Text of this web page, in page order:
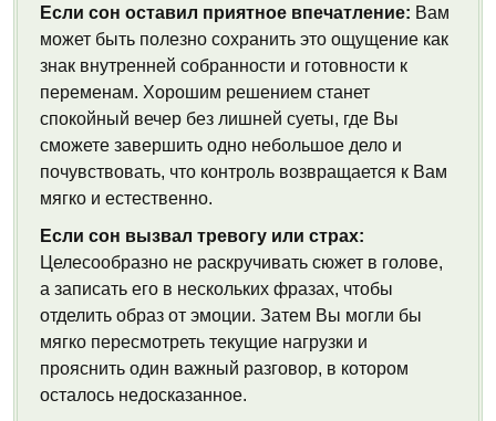
Если сон оставил приятное впечатление: Вам
может быть полезно сохранить это ощущение как
знак внутренней собранности и готовности к
переменам. Хорошим решением станет
спокойный вечер без лишней суеты, где Вы
сможете завершить одно небольшое дело и
почувствовать, что контроль возвращается к Вам
мягко и естественно.
Если сон вызвал тревогу или страх:
Целесообразно не раскручивать сюжет в голове,
а записать его в нескольких фразах, чтобы
отделить образ от эмоции. Затем Вы могли бы
мягко пересмотреть текущие нагрузки и
прояснить один важный разговор, в котором
осталось недосказанное.